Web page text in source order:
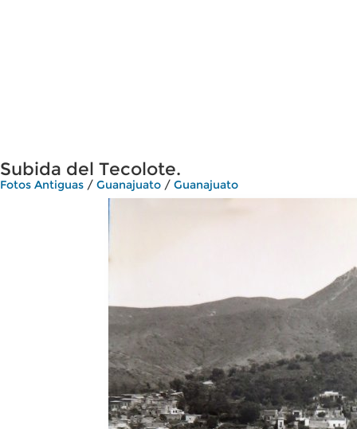
Subida del Tecolote.
Fotos Antiguas / Guanajuato / Guanajuato